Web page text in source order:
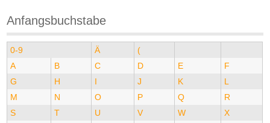
Anfangsbuchstabe
0-9 Ä
(
A
B C D E
F
G
H I J K
L
M
N O P Q
R
S
T U V W
X